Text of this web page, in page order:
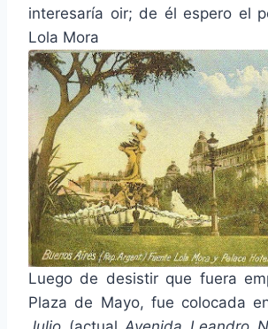
interesaría oir; de él espero el
Lola Mora
Luego de desistir que fuera
Plaza de Mayo, fue colocada